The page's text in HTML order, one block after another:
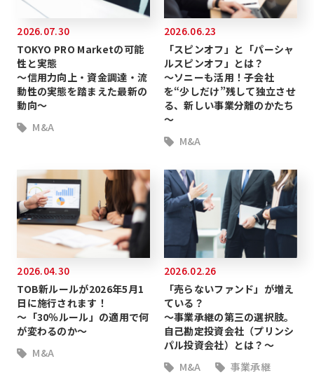
2026.07.30
TOKYO PRO Marketの可能
性と実態
～信用力向上・資金調達・流
動性の実態を踏まえた最新の
動向～
M&A
2026.06.23
「スピンオフ」と「パーシャ
ルスピンオフ」とは？
～ソニーも活用！子会社
を“少しだけ”残して独立させ
る、新しい事業分離のかたち
～
M&A
2026.04.30
TOB新ルールが2026年5月1
日に施行されます！
～「30％ルール」の適用で何
が変わるのか～
M&A
2026.02.26
「売らないファンド」が増え
ている？
～事業承継の第三の選択肢。
自己勘定投資会社（プリンシ
パル投資会社）とは？～
M&A
事業承継